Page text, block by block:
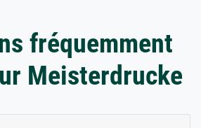
fréquemment
Meisterdrucke